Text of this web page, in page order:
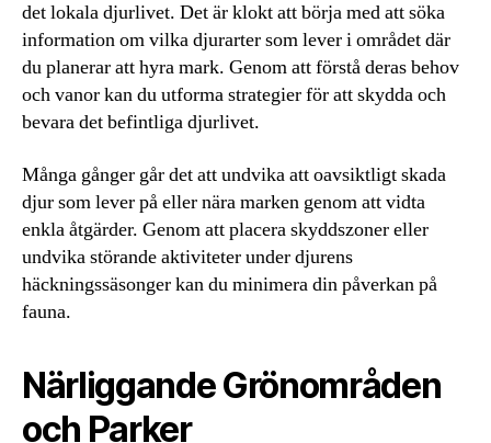
det lokala djurlivet. Det är klokt att börja med att söka
information om vilka djurarter som lever i området där
du planerar att hyra mark. Genom att förstå deras behov
och vanor kan du utforma strategier för att skydda och
bevara det befintliga djurlivet.
Många gånger går det att undvika att oavsiktligt skada
djur som lever på eller nära marken genom att vidta
enkla åtgärder. Genom att placera skyddszoner eller
undvika störande aktiviteter under djurens
häckningssäsonger kan du minimera din påverkan på
fauna.
Närliggande Grönområden
och Parker